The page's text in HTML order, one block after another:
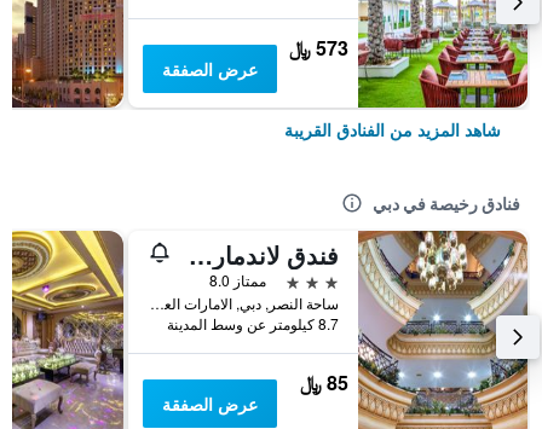
573 ﷼
عرض الصفقة
شاهد المزيد من الفنادق القريبة
فنادق رخيصة في دبي
فندق لاندمارك بلازا
3 نجوم
ممتاز 8.0
ساحة النصر, دبي, الامارات العربية المتحدة
8.7 كيلومتر عن وسط المدينة
85 ﷼
عرض الصفقة